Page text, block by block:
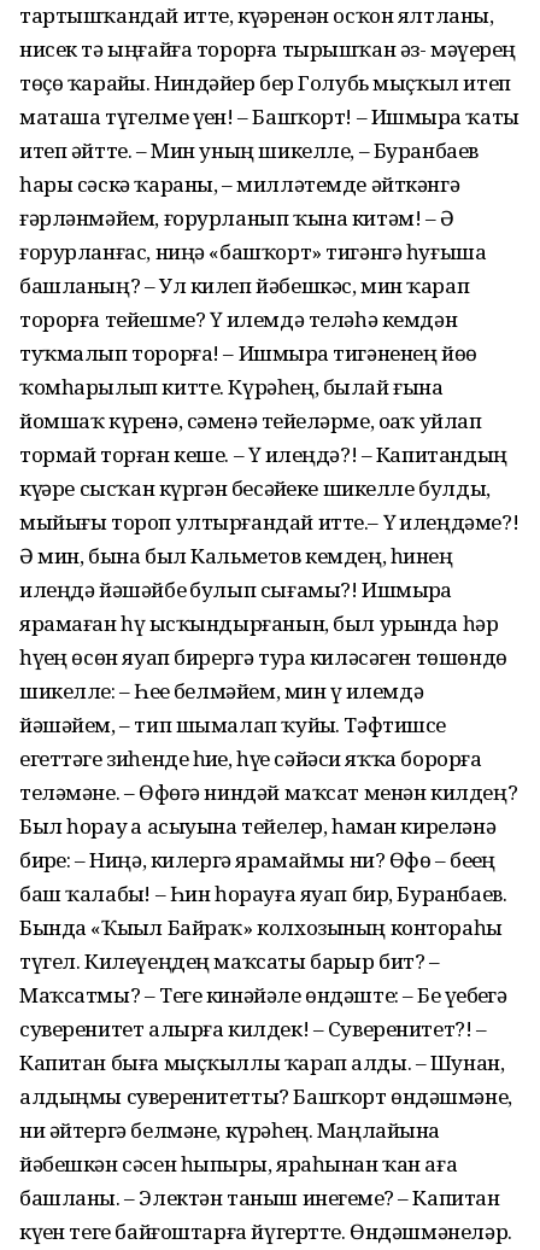
тартышҡандай итте, күҙҙәренән осҡон ялтланы,
нисек тә ыңғайға торорға тырышҡан әз- мәүерҙең
төҫө ҡарайҙы. Ниндәйҙер бер Голубь мыҫҡыл итеп
маташа түгелме үҙен! – Башҡорт! – Ишмырҙа ҡаты
итеп әйтте. – Мин уның шикелле, – Буранбаев
һары сәскә ҡараны, – милләтемде әйткәнгә
ғәрләнмәйем, ғорурланып ҡына китәм! – Ә
ғорурланғас, ниңә «башҡорт» тигәнгә һуғыша
башланың? – Ул килеп йәбешкәс, мин ҡарап
торорға тейешме? Үҙ илемдә теләһә кемдән
туҡмалып торорға! – Ишмырҙа тигәненең йөҙө
ҡомһарылып китте. Күрәһең, былай ғына
йомшаҡ күренә, сәменә тейҙеләрме, оҙаҡ уйлап
тормай торған кеше. – Үҙ илеңдә?! – Капитандың
күҙҙәре сысҡан күргән бесәйҙеке шикелле булды,
мыйығы тороп ултырғандай итте.– Үҙ илеңдәме?!
Ә мин, бына был Кальметов кемдең, һинең
илеңдә йәшәйбеҙ булып сығамы?! Ишмырҙа
ярамаған һүҙ ысҡындырғанын, был урында һәр
һүҙең өсөн яуап бирергә тура киләсәген төшөндө
шикелле: – Һеҙҙе белмәйем, мин үҙ илемдә
йәшәйем, – тип шымалап ҡуйҙы. Тәфтишсе
егеттәге зиһенде һиҙҙе, һүҙҙе сәйәси яҡҡа борорға
теләмәне. – Өфөгә ниндәй маҡсат менән килдең?
Был һорау ҙа асыуына тейҙелер, һаман киреләнә
бирҙе: – Ниңә, килергә ярамаймы ни? Өфө – беҙҙең
баш ҡалабыҙ! – Һин һорауға яуап бир, Буранбаев.
Бында «Ҡыҙыл Байраҡ» колхозының контораһы
түгел. Килеүеңдең маҡсаты барҙыр бит? –
Маҡсатмы? – Теге кинәйәле өндәште: – Беҙ үҙебеҙгә
суверенитет алырға килдек! – Суверенитет?! –
Капитан быға мыҫҡыллы ҡарап алды. – Шунан,
алдыңмы суверенитетты? Башҡорт өндәшмәне,
ни әйтергә белмәне, күрәһең. Маңлайына
йәбешкән сәсен һыпырҙы, яраһынан ҡан аға
башланы. – Электән таныш инегеҙме? – Капитан
күҙен теге байғоштарға йүгертте. Өндәшмәнеләр.